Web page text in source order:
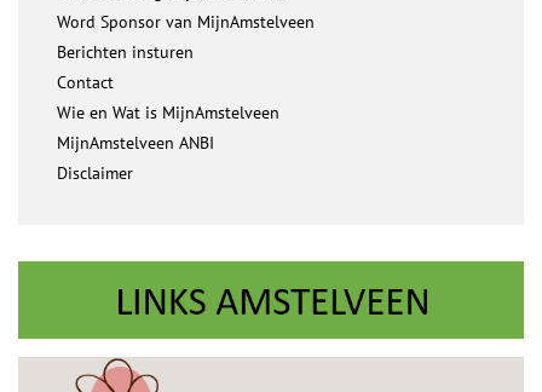
Word Sponsor van MijnAmstelveen
Berichten insturen
Contact
Wie en Wat is MijnAmstelveen
MijnAmstelveen ANBI
Disclaimer